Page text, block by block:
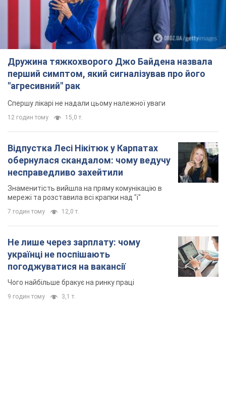
Дружина тяжкохворого Джо Байдена назвала
перший симптом, який сигналізував про його
"агресивний" рак
Спершу лікарі не надали цьому належної уваги
12 годин тому 15,0 т.
Відпустка Лесі Нікітюк у Карпатах
обернулася скандалом: чому ведучу
несправедливо захейтили
Знаменитість вийшла на пряму комунікацію в
мережі та розставила всі крапки над "і"
7 годин тому 12,0 т.
Не лише через зарплату: чому
українці не поспішають
погоджуватися на вакансії
Чого найбільше бракує на ринку праці
9 годин тому 3,1 т.